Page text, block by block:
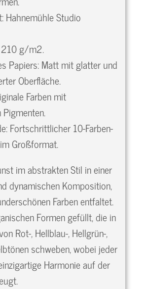
Hahnemühle Studio
210 g/m2.
Papiers: Matt mit glatter und
Oberfläche.
Farben mit
Fortschrittlicher 10-Farben-
Großformat.
im abstrakten Stil in einer
dynamischen Komposition,
Farben entfaltet.
Formen gefüllt, die in
Rot-, Hellblau-, Hellgrün-,
schweben, wobei jeder
Harmonie auf der